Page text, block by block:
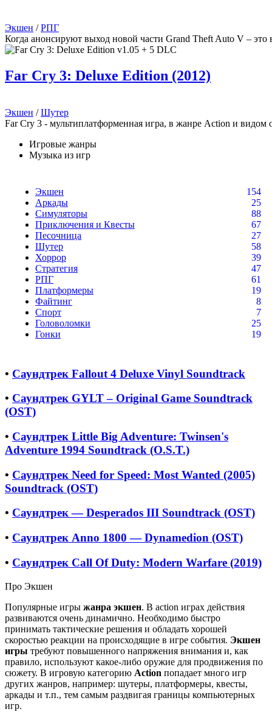
Экшен /РПГ
Когда анонсируют выход новой части Grand Theft Auto V – это
Far Cry 3: Deluxe Edition (2012)
Экшен /Шутер
Far Cry 3 - мультиплатформенная игра, в жанре Action и видом
Игровые жанры
Музыка из игр
Экшен
154
Аркады
25
Симуляторы
88
Приключения и Квесты
67
Песочница
27
Шутер
58
Хоррор
39
Стратегия
47
РПГ
61
Платформеры
19
Файтинг
8
Спорт
7
Головоломки
25
Гонки
19
• Саундтрек Fallout 4 Deluxe Vinyl Soundtrack
• Саундтрек GYLT – Original Game Soundtrack
(OST)
• Саундтрек Little Big Adventure: Twinsen's
Adventure 1994 Soundtrack (O.S.T.)
• Саундтрек Need for Speed: Most Wanted (2005)
Soundtrack (OST)
• Саундтрек — Desperados III Soundtrack (OST)
• Саундтрек Anno 1800 — Dynamedion (OST)
• Саундтрек Call Of Duty: Modern Warfare (2019)
Про Экшен
Популярные игры жанра экшен. В action играх действия
развиваются очень динамично. Необходимо быстро
принимать тактические решения и обладать хорошей
скоростью реакции на происходящие в игре события. Экшен
игры требуют повышенного напряжения внимания и, как
правило, используют какое-либо оружие для продвижения по
сюжету. В игровую категорию Action попадает много игр
других жанров, например: шутеры, платформеры, квесты,
аркады и т.п., тем самым раздвигая границы компьютерных
игр.